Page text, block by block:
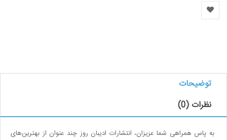
توضیحات
نظرات (0)
به پاس همراهی شما عزیزان،‌ انتشارات ادیبان روز چند عنوان از بهترین‌های